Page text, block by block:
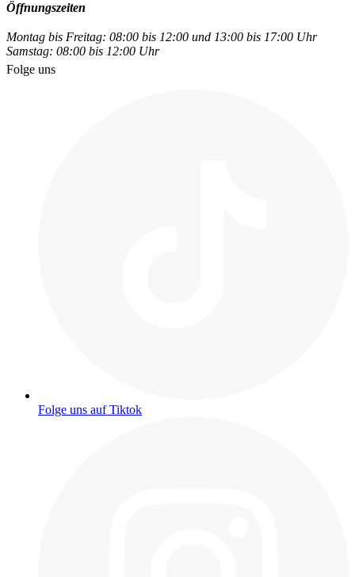
Öffnungszeiten
Montag bis Freitag: 08:00 bis 12:00 und 13:00 bis 17:00 Uhr
Samstag: 08:00 bis 12:00 Uhr
Folge uns
Folge uns auf Tiktok